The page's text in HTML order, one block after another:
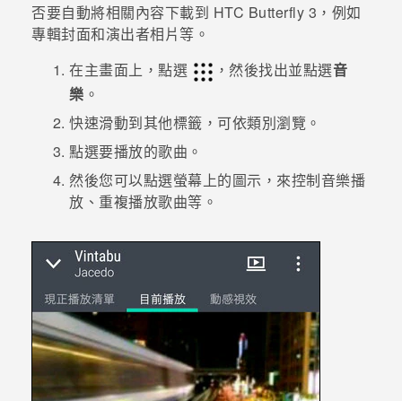
校園專案
企業採購
銷售通路
支援服務
VIVELAND
否要自動將相關內容下載到 HTC Butterfly 3 ，例如
專輯封面和演出者相片等。
在主畫面上，點選 ，然後找出並點選音
樂 。
快速滑動到其他標籤，可依類別瀏覽。
點選要播放的歌曲。
然後您可以點選螢幕上的圖示，來控制音樂播
放、重複播放歌曲等。